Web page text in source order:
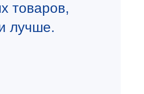
товаров,
лучше.